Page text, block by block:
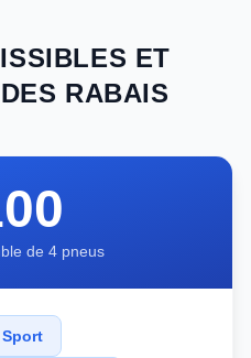
ET
RABAIS
de 4 pneus